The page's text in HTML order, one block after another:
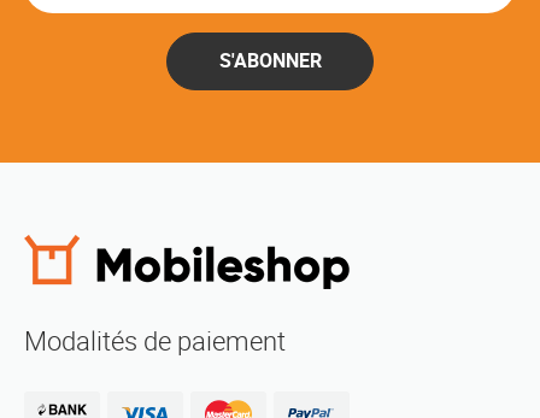
S'ABONNER
Modalités de paiement